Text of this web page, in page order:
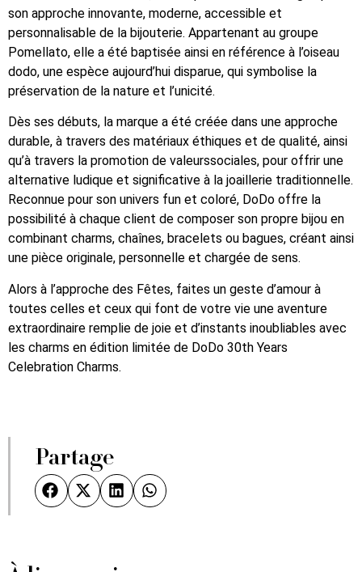
son approche innovante, moderne, accessible et
personnalisable de la bijouterie. Appartenant au groupe
Pomellato, elle a été baptisée ainsi en référence à l’oiseau
dodo, une espèce aujourd’hui disparue, qui symbolise la
préservation de la nature et l’unicité.
Dès ses débuts, la marque a été créée dans une approche
durable, à travers des matériaux éthiques et de qualité, ainsi
qu’à travers la promotion de valeurssociales, pour offrir une
alternative ludique et significative à la joaillerie traditionnelle.
Reconnue pour son univers fun et coloré, DoDo offre la
possibilité à chaque client de composer son propre bijou en
combinant charms, chaînes, bracelets ou bagues, créant ainsi
une pièce originale, personnelle et chargée de sens.
Alors à l’approche des Fêtes, faites un geste d’amour à
toutes celles et ceux qui font de votre vie une aventure
extraordinaire remplie de joie et d’instants inoubliables avec
les charms en édition limitée de DoDo 30th Years
Celebration Charms.
Partage